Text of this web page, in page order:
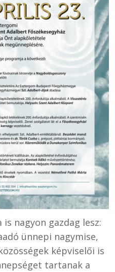
nagyon gazdag lesz:
ünnepi nagymise,
képviselői is
tartanak a